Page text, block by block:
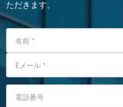
ただきます。
名前 *
Eメール *
電話番号